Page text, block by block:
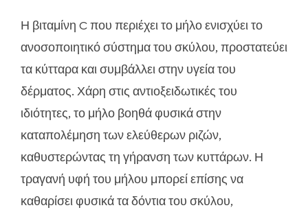
Η βιταμίνη C που περιέχει το μήλο ενισχύει το
ανοσοποιητικό σύστημα του σκύλου, προστατεύει
τα κύτταρα και συμβάλλει στην υγεία του
δέρματος. Χάρη στις αντιοξειδωτικές του
ιδιότητες, το μήλο βοηθά φυσικά στην
καταπολέμηση των ελεύθερων ριζών,
καθυστερώντας τη γήρανση των κυττάρων. Η
τραγανή υφή του μήλου μπορεί επίσης να
καθαρίσει φυσικά τα δόντια του σκύλου,